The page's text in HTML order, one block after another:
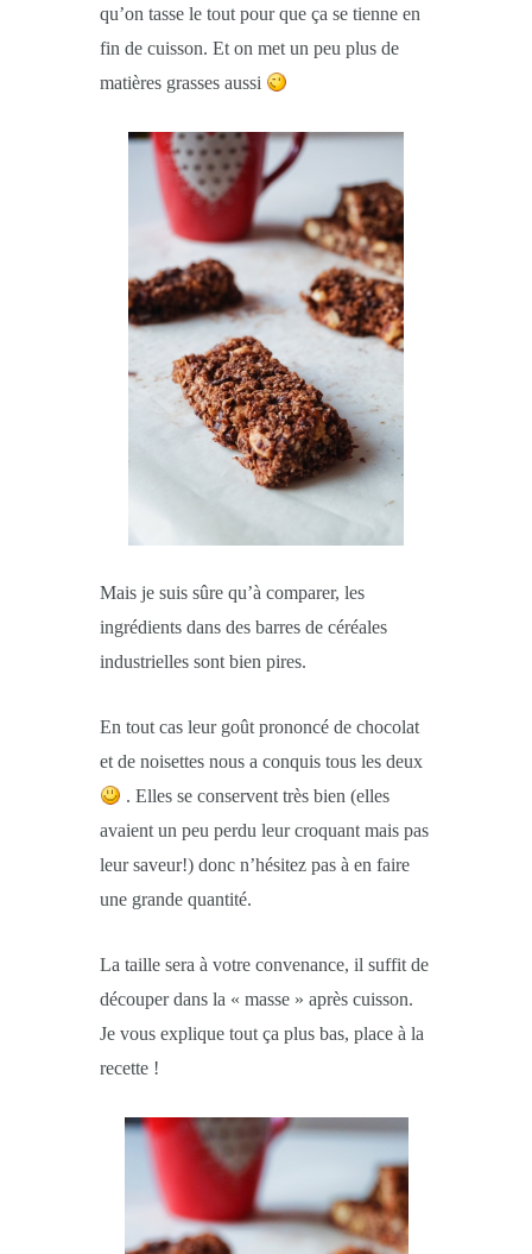
qu’on tasse le tout pour que ça se tienne en
fin de cuisson. Et on met un peu plus de
matières grasses aussi
Mais je suis sûre qu’à comparer, les
ingrédients dans des barres de céréales
industrielles sont bien pires.
En tout cas leur goût prononcé de chocolat
et de noisettes nous a conquis tous les deux
. Elles se conservent très bien (elles
avaient un peu perdu leur croquant mais pas
leur saveur!) donc n’hésitez pas à en faire
une grande quantité.
La taille sera à votre convenance, il suffit de
découper dans la « masse » après cuisson.
Je vous explique tout ça plus bas, place à la
recette !